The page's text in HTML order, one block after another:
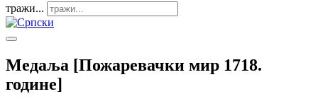
тражи...
Медаља [Пожаревачки мир 1718.
године]